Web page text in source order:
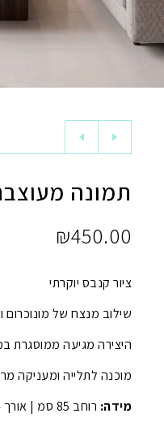
תמונה
₪450.00
ציור קנבס יוקרתי
שילוב מנצח של מונוכרום
היצירה מגיעה ממוסגרת
מוכנה לתלייה ומעניקה
מידה: רוחב 85 סמ | אורך 124 סמ